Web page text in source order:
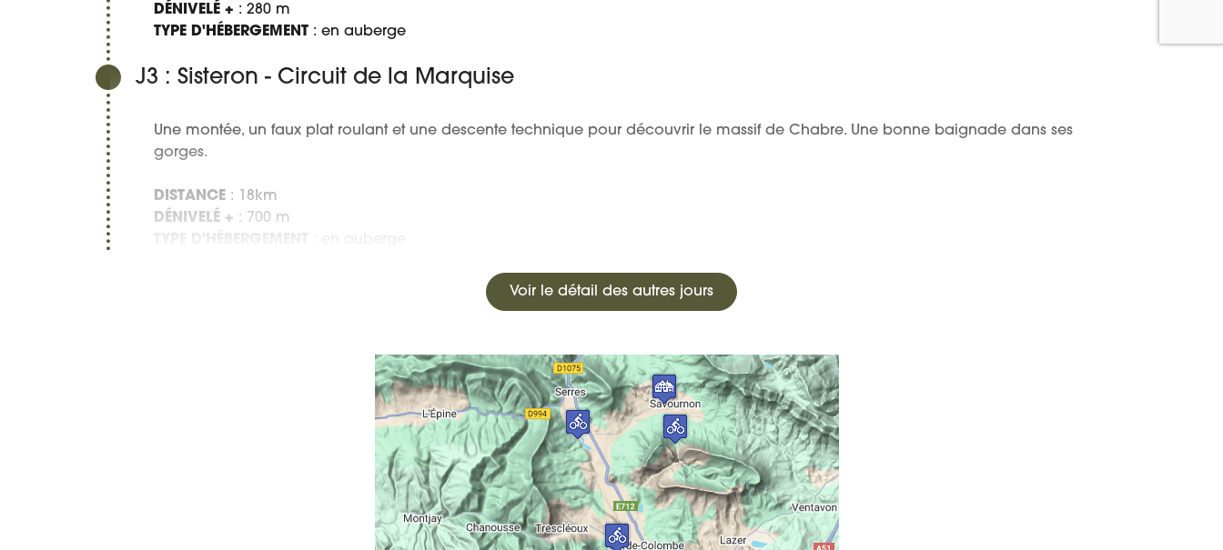
DÉNIVELÉ + : 280 m
TYPE D'HÉBERGEMENT : en auberge
J3 : Sisteron - Circuit de la Marquise
Une montée, un faux plat roulant et une descente technique pour découvrir le massif de Chabre. Une bonne baignade dans ses
gorges.
DISTANCE : 18km
DÉNIVELÉ + : 700 m
Voir le détail des autres jours